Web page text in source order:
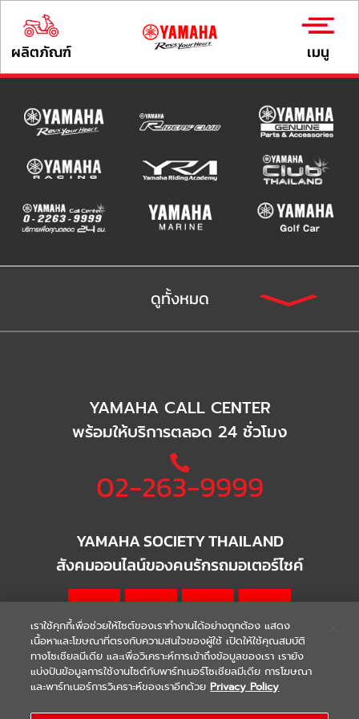
ผลิตภัณฑ์ เมนู
ดูทั้งหมด
YAMAHA CALL CENTER
พร้อมให้บริการตลอด 24 ชั่วโมง
02-263-9999
YAMAHA SOCIETY THAILAND
สังคมออนไลน์ของคนรักรถมอเตอร์ไซค์
WARRANTY | Terms & Conditions
เราใช้คุกกี้เพื่อช่วยให้ไซต์ของเราทำงานได้อย่างถูกต้อง แสดง
เนื้อหาและโฆษณาที่ตรงกับความสนใจของผู้ใช้ เปิดให้ใช้คุณสมบัติ
ทางโซเชียลมีเดีย และเพื่อวิเคราะห์การเข้าถึงข้อมูลของเรา เรายัง
แบ่งปันข้อมูลการใช้งานไซต์กับพาร์ทเนอร์โซเชียลมีเดีย การโฆษณา
และพาร์ทเนอร์การวิเคราะห์ของเราอีกด้วย Privacy Policy